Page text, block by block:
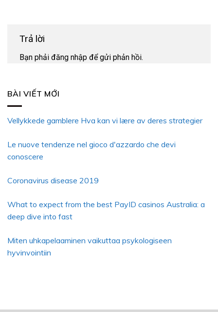
BÀI VIẾT MỚI
Vellykkede gamblere Hva kan vi lære av deres strategier
Le nuove tendenze nel gioco d'azzardo che devi
conoscere
Coronavirus disease 2019
What to expect from the best PayID casinos Australia: a
deep dive into fast
Miten uhkapelaaminen vaikuttaa psykologiseen
hyvinvointiin
Trả lời
Bạn phải đăng nhập để gửi phản hồi.